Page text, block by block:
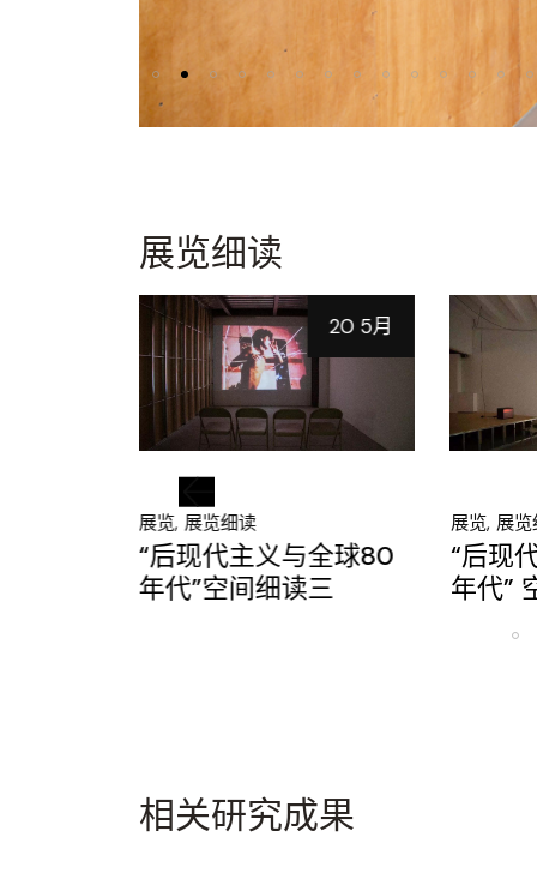
展览细读
18 5月
展览 展览细读
“后现代主义与全球80
年代” 空间细读二
展览 展
“后
年代”
相关研究成果